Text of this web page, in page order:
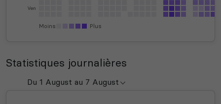
Ven
Moins Plus
Statistiques journalières